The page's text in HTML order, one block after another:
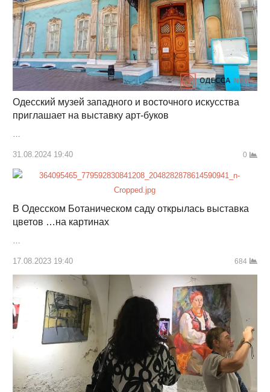
Одесский музей западного и восточного искусства
приглашает на выставку арт-буков
31.08.2024 19:40 0
В Одесском Ботаническом саду открылась выставка
цветов …на картинах
17.08.2023 19:40 684